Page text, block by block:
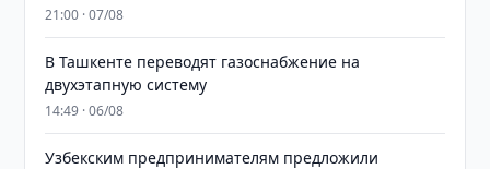
21:00 · 07/08
В Ташкенте переводят газоснабжение на
двухэтапную систему
14:49 · 06/08
Узбекским предпринимателям предложили